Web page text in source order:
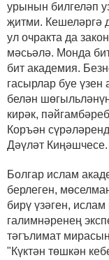
урынын билгеләп
җитми. Кешеләргә
ул очракта да
мәсьәлә. Монда
бит академия.
гасырлар буе үзен
белән
кирәк,
Коръән
Дәүләт Киңәшчесе.
Болгар ислам
берлеген,
бирү үзәген,
галимнәренең
тәгълимат
"Күктән төшкән